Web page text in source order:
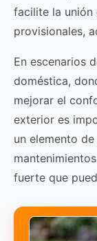
facilite la unión
provisionales,
En escenarios
doméstica,
mejorar el
exterior es
un elemento
fuerte que